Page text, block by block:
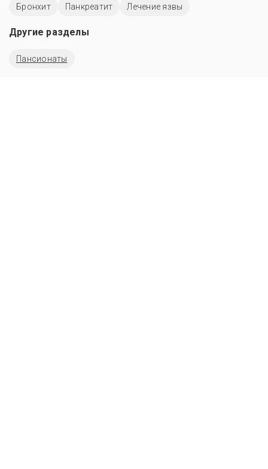
Бронхит
Панкреатит Лечение язвы
Другие разделы
Пансионаты